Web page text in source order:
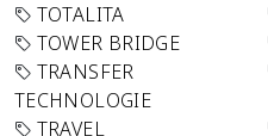
TOTALITA
TOWER BRIDGE
TRANSFER
TECHNOLOGIE
TRAVEL